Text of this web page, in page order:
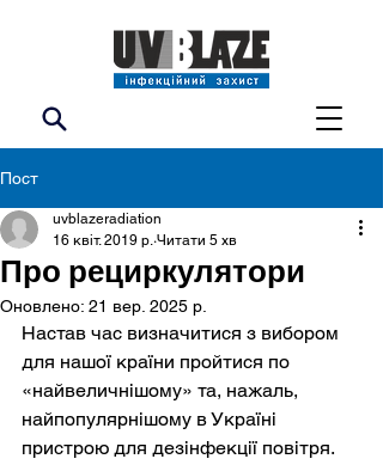
Пост
Про рециркулятори
uvblazeradiation
16 квіт. 2019 р. Читати 5 хв
Оновлено: 21 вер. 2025 р.
Настав час визначитися з вибором
для нашої країни пройтися по
«найвеличнішому» та, нажаль,
найпопулярнішому в Україні
пристрою для дезінфекції повітря.